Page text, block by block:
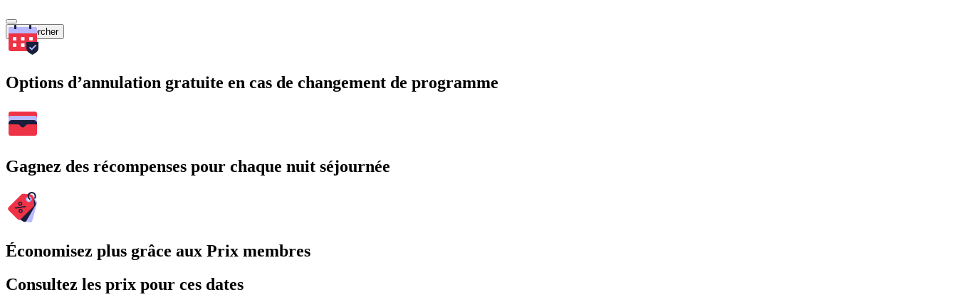
Rechercher
Options d’annulation gratuite en cas de changement de programme
Gagnez des récompenses pour chaque nuit séjournée
Économisez plus grâce aux Prix membres
Consultez les prix pour ces dates